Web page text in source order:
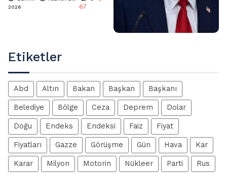
2026
67
Etiketler
Abd Altın Bakan Başkan Başkanı
Belediye Bölge Ceza Deprem Dolar
Doğu Endeks Endeksi Faiz Fiyat
Fiyatları Gazze Görüşme Gün Hava Kar
Karar Milyon Motorin Nükleer Parti Rus